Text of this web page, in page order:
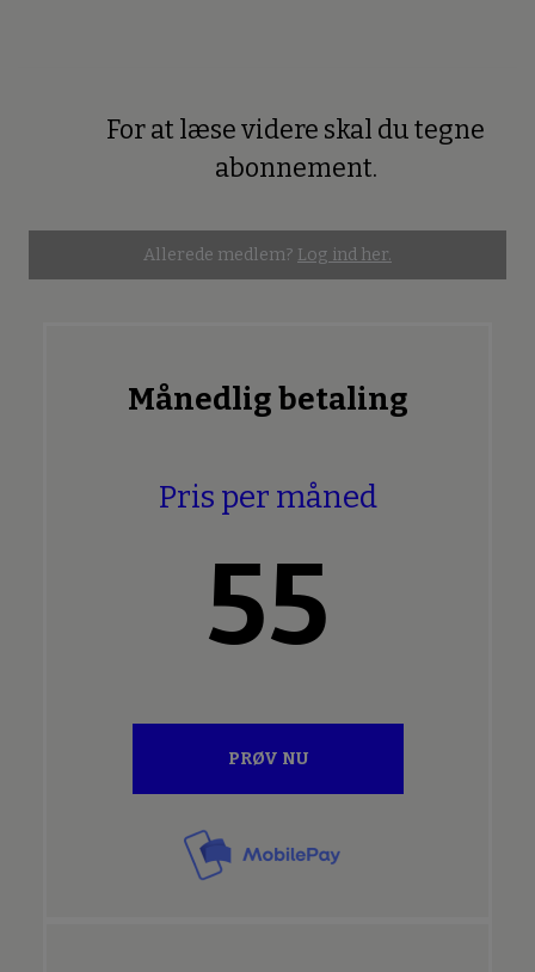
For at læse videre skal du tegne
abonnement.
Allerede medlem? Log ind her.
Månedlig betaling
Pris per måned
55
PRØV NU